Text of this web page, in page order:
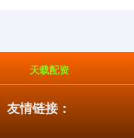
天载配资
友情链接：